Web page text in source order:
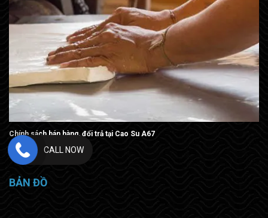
Chính sách bán hàng, đổi trả tại Cao Su A67
BẢN ĐỒ
CALL NOW